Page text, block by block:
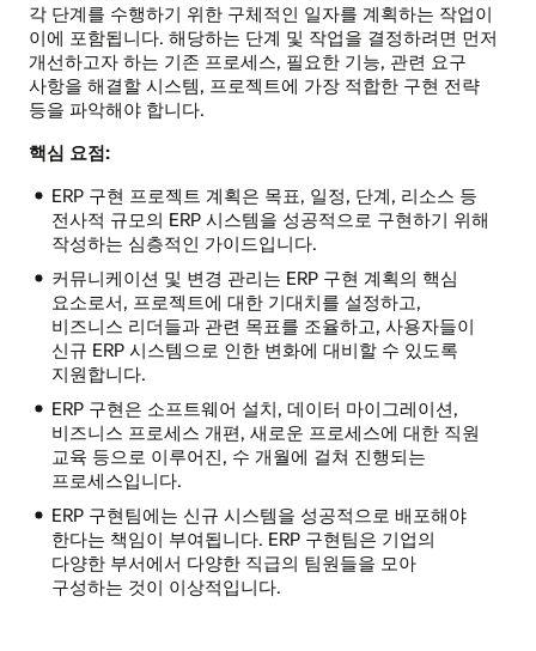
각 단계를 수행하기 위한 구체적인 일자를 계획하는 작업이
이에 포함됩니다. 해당하는 단계 및 작업을 결정하려면 먼저
개선하고자 하는 기존 프로세스, 필요한 기능, 관련 요구
사항을 해결할 시스템, 프로젝트에 가장 적합한 구현 전략
등을 파악해야 합니다.
핵심 요점:
ERP 구현 프로젝트 계획은 목표, 일정, 단계, 리소스 등
전사적 규모의 ERP 시스템을 성공적으로 구현하기 위해
작성하는 심층적인 가이드입니다.
커뮤니케이션 및 변경 관리는 ERP 구현 계획의 핵심
요소로서, 프로젝트에 대한 기대치를 설정하고,
비즈니스 리더들과 관련 목표를 조율하고, 사용자들이
신규 ERP 시스템으로 인한 변화에 대비할 수 있도록
지원합니다.
ERP 구현은 소프트웨어 설치, 데이터 마이그레이션,
비즈니스 프로세스 개편, 새로운 프로세스에 대한 직원
교육 등으로 이루어진, 수 개월에 걸쳐 진행되는
프로세스입니다.
ERP 구현팀에는 신규 시스템을 성공적으로 배포해야
한다는 책임이 부여됩니다. ERP 구현팀은 기업의
다양한 부서에서 다양한 직급의 팀원들을 모아
구성하는 것이 이상적입니다.